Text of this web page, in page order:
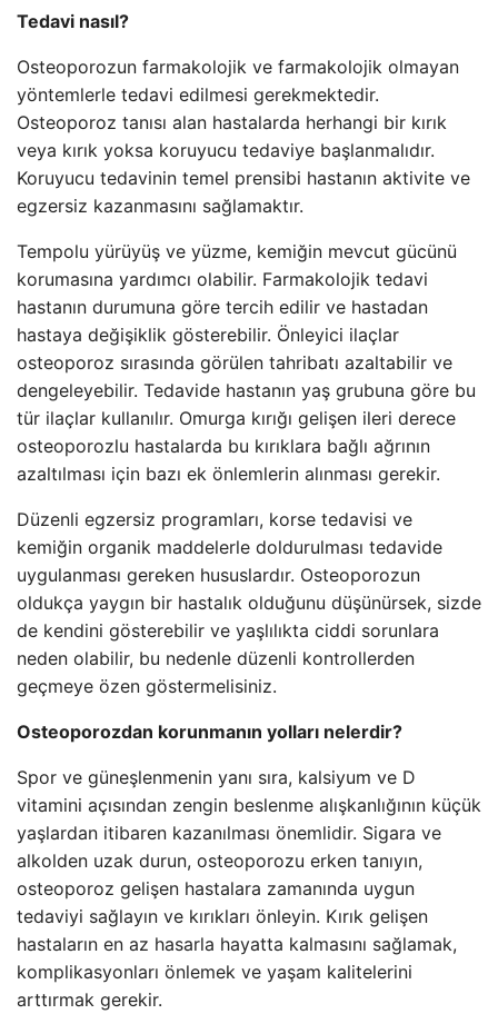
Tedavi nasıl?
Osteoporozun farmakolojik ve farmakolojik olmayan
yöntemlerle tedavi edilmesi gerekmektedir.
Osteoporoz tanısı alan hastalarda herhangi bir kırık
veya kırık yoksa koruyucu tedaviye başlanmalıdır.
Koruyucu tedavinin temel prensibi hastanın aktivite ve
egzersiz kazanmasını sağlamaktır.
Tempolu yürüyüş ve yüzme, kemiğin mevcut gücünü
korumasına yardımcı olabilir. Farmakolojik tedavi
hastanın durumuna göre tercih edilir ve hastadan
hastaya değişiklik gösterebilir. Önleyici ilaçlar
osteoporoz sırasında görülen tahribatı azaltabilir ve
dengeleyebilir. Tedavide hastanın yaş grubuna göre bu
tür ilaçlar kullanılır. Omurga kırığı gelişen ileri derece
osteoporozlu hastalarda bu kırıklara bağlı ağrının
azaltılması için bazı ek önlemlerin alınması gerekir.
Düzenli egzersiz programları, korse tedavisi ve
kemiğin organik maddelerle doldurulması tedavide
uygulanması gereken hususlardır. Osteoporozun
oldukça yaygın bir hastalık olduğunu düşünürsek, sizde
de kendini gösterebilir ve yaşlılıkta ciddi sorunlara
neden olabilir, bu nedenle düzenli kontrollerden
geçmeye özen göstermelisiniz.
Osteoporozdan korunmanın yolları nelerdir?
Spor ve güneşlenmenin yanı sıra, kalsiyum ve D
vitamini açısından zengin beslenme alışkanlığının küçük
yaşlardan itibaren kazanılması önemlidir. Sigara ve
alkolden uzak durun, osteoporozu erken tanıyın,
osteoporoz gelişen hastalara zamanında uygun
tedaviyi sağlayın ve kırıkları önleyin. Kırık gelişen
hastaların en az hasarla hayatta kalmasını sağlamak,
komplikasyonları önlemek ve yaşam kalitelerini
arttırmak gerekir.